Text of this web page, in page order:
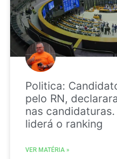
Politica:
pelo RN,
nas
liderá o ranking
VER MATÉRIA »